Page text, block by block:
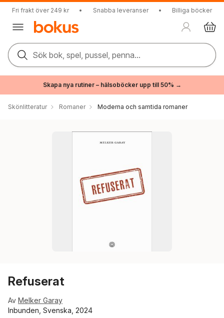
Fri frakt över 249 kr • Snabba leveranser • Billiga böcker
Sök bok, spel, pussel, penna...
Skapa nya rutiner – hälsoböcker upp till 50% →
Skönlitteratur Romaner Moderna och samtida romaner
Refuserat
Av Melker Garay
Inbunden, Svenska, 2024